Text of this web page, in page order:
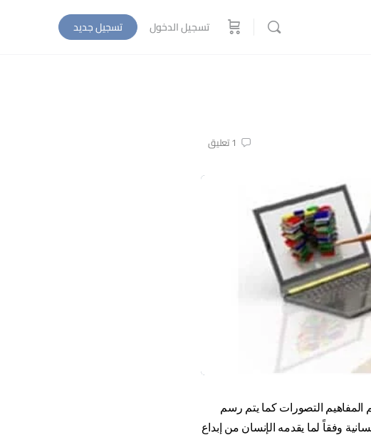
تسجيل الدخول تسجيل جديد
1تعليق
المفاهيم التصورات كما يتم رسم
وفقاً لما يقدمه الإنسان من إبداع